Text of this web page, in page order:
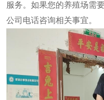
服务。如果您的养殖场需
公司电话咨询相关事宜。